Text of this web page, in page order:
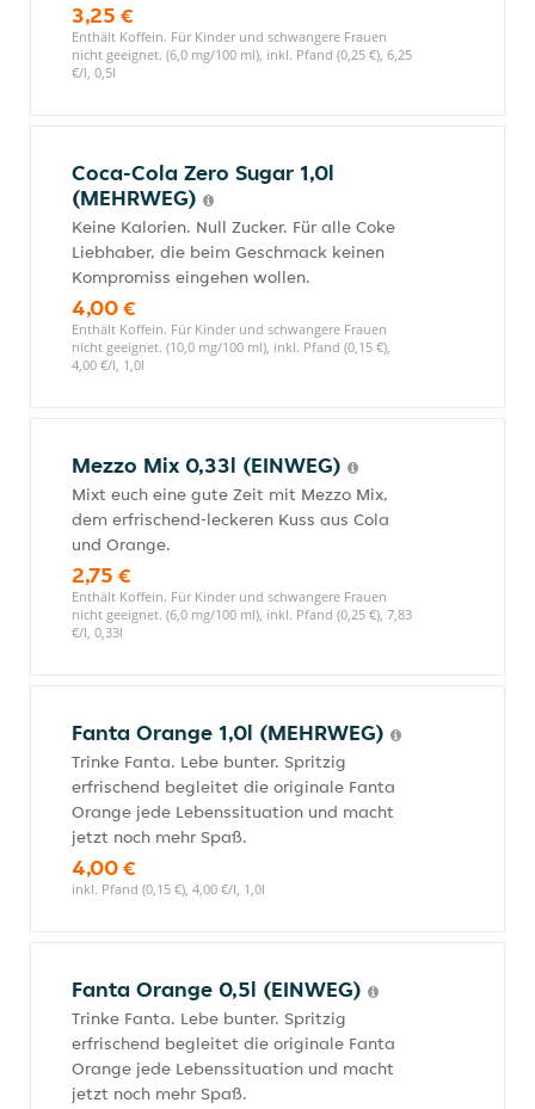
3,25 €
Enthält Koffein. Für Kinder und schwangere Frauen
nicht geeignet. (6,0 mg/100 ml), inkl. Pfand (0,25 €), 6,25
€/l, 0,5l
Coca-Cola Zero Sugar 1,0l
(MEHRWEG)
Keine Kalorien. Null Zucker. Für alle Coke
Liebhaber, die beim Geschmack keinen
Kompromiss eingehen wollen.
4,00 €
Enthält Koffein. Für Kinder und schwangere Frauen
nicht geeignet. (10,0 mg/100 ml), inkl. Pfand (0,15 €),
4,00 €/l, 1,0l
Mezzo Mix 0,33l (EINWEG)
Mixt euch eine gute Zeit mit Mezzo Mix,
dem erfrischend-leckeren Kuss aus Cola
und Orange.
2,75 €
Enthält Koffein. Für Kinder und schwangere Frauen
nicht geeignet. (6,0 mg/100 ml), inkl. Pfand (0,25 €), 7,83
€/l, 0,33l
Fanta Orange 1,0l (MEHRWEG)
Trinke Fanta. Lebe bunter. Spritzig
erfrischend begleitet die originale Fanta
Orange jede Lebenssituation und macht
jetzt noch mehr Spaß.
4,00 €
inkl. Pfand (0,15 €), 4,00 €/l, 1,0l
Fanta Orange 0,5l (EINWEG)
Trinke Fanta. Lebe bunter. Spritzig
erfrischend begleitet die originale Fanta
Orange jede Lebenssituation und macht
jetzt noch mehr Spaß.